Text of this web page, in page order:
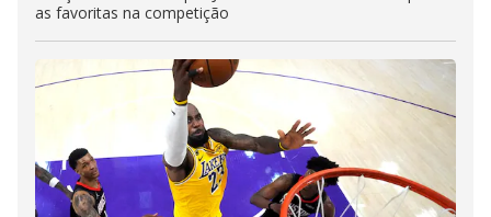
as favoritas na competição